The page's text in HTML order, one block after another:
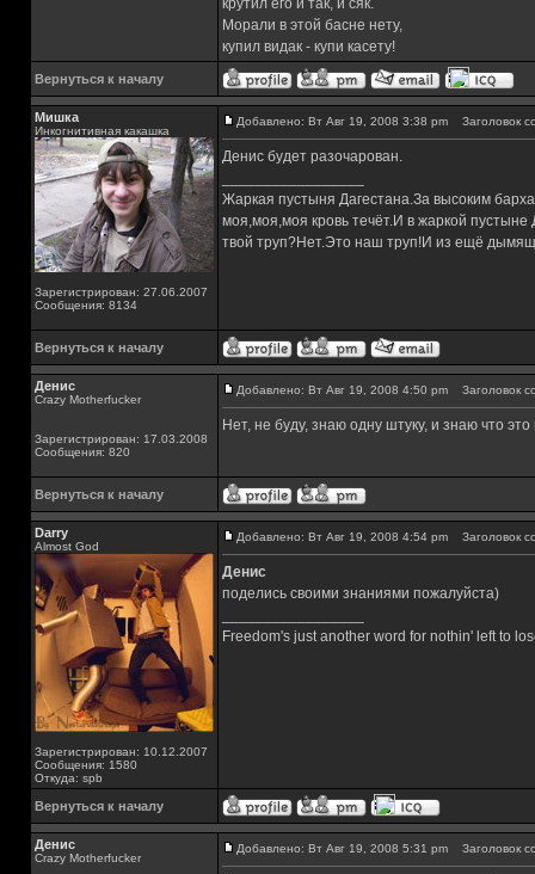
крутил его и так, и сяк.
Морали в этой басне нету,
купил видак - купи касету!
Вернуться к началу
Мишка
Инкогнитивная какашка
Зарегистрирован: 27.06.2007
Сообщения: 8134
Добавлено: Вт Авг 19, 2008 3:38 pm Заголовок
Денис будет разочарован.
Жаркая пустыня Дагестана.За высоким
моя,моя,моя кровь течёт.И в жаркой
твой труп?Нет.Это наш труп!И из ещё
Вернуться к началу
Денис
Crazy Motherfucker
Зарегистрирован: 17.03.2008
Сообщения: 820
Добавлено: Вт Авг 19, 2008 4:50 pm Заголовок
Нет, не буду, знаю одну штуку, и знаю что это
Вернуться к началу
Darry
Almost God
Зарегистрирован: 10.12.2007
Сообщения: 1580
Откуда: spb
Добавлено: Вт Авг 19, 2008 4:54 pm Заголовок
Денис
поделись своими знаниями пожалуйста)
Freedom's just another word for nothin' left to
Вернуться к началу
Денис
Crazy Motherfucker
Добавлено: Вт Авг 19, 2008 5:31 pm Заголовок